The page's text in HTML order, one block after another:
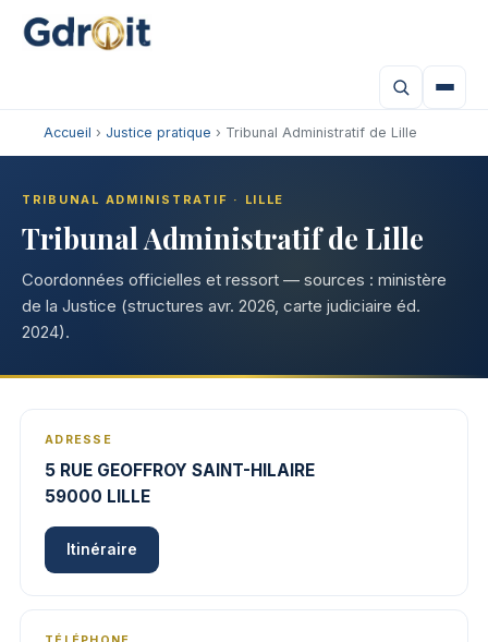
Accueil › Justice pratique › Tribunal Administratif de Lille
TRIBUNAL ADMINISTRATIF · LILLE
Tribunal Administratif de Lille
Coordonnées officielles et ressort — sources : ministère
de la Justice (structures avr. 2026, carte judiciaire éd.
2024).
ADRESSE
5 RUE GEOFFROY SAINT-HILAIRE
59000 LILLE
Itinéraire